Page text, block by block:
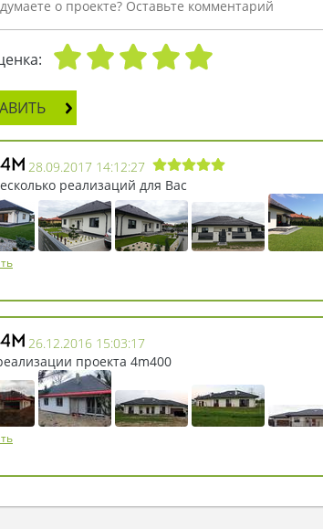
28.09.2017 14:12:27
реализаций для Вас
26.12.2016 15:03:17
проекта 4m400